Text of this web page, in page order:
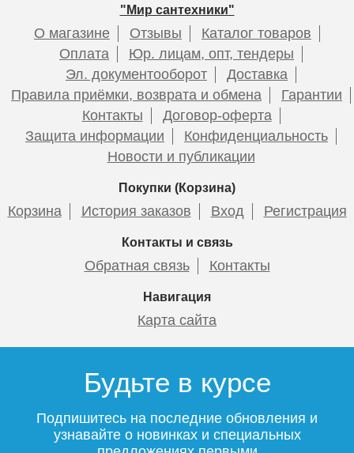
"Мир сантехники"
О магазине Отзывы
Каталог товаров
Оплата
Юр. лицам, опт, тендеры
Эл. документооборот
Доставка
Правила приёмки, возврата и обмена
Гарантии
Контакты
Договор-оферта
Защита информации
Конфиденциальность
Новости и публикации
Покупки (Корзина)
Корзина История заказов Вход Регистрация
Контакты и связь
Обратная связь Контакты
Навигация
Карта сайта
Будьте в курсе
Подпишитесь на последние обновления и
узнавайте о новинках и специальных